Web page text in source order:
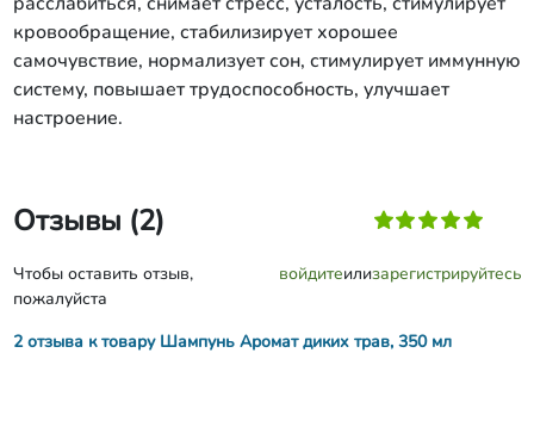
кровообращение, стабилизирует хорошее
самочувствие, нормализует сон, стимулирует иммунную
систему, повышает трудоспособность, улучшает
настроение.
Отзывы (2)
Чтобы оставить отзыв,
пожалуйста
войдитеилизарегистрируйтесь
2 отзыва к товару Шампунь Аромат диких трав, 350 мл